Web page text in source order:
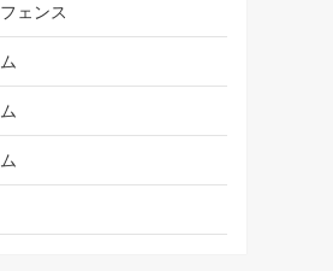
ェンス